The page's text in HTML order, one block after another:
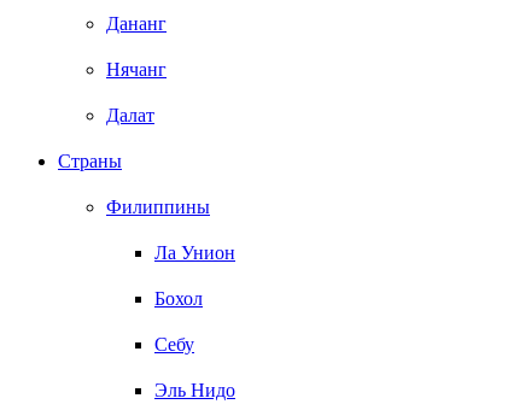
Дананг
Нячанг
Далат
Страны
Филиппины
Ла Унион
Бохол
Себу
Эль Нидо